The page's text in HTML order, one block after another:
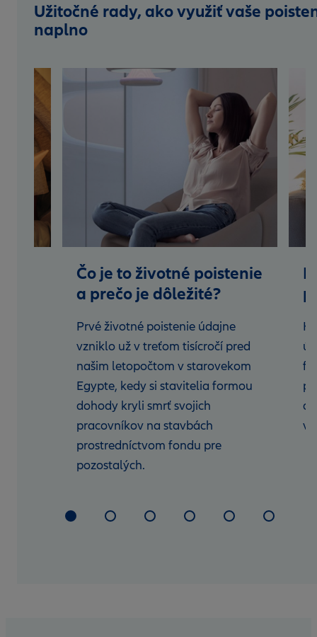
Užitočné rady, ako využiť vaše
naplno
Čo je to životné poistenie
a prečo je dôležité?
Prvé životné poistenie údajne
vzniklo už v treťom tisícročí pred
našim letopočtom v starovekom
Egypte, kedy si stavitelia formou
dohody kryli smrť svojich
pracovníkov na stavbách
prostredníctvom fondu pre
pozostalých.
aj